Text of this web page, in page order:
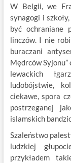
W Belgii, we
synagogi i
być ochraniane
linczów. I nie
buraczani
Mędrców
lewackich
ludobójstwie,
ciekawe, spora
postrzeganej
islamskich
Szaleństwo
ludzkiej
przykładem